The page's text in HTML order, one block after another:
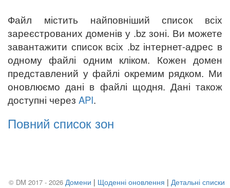
Файл містить найповніший список всіх
зареєстрованих доменів у .bz зоні. Ви можете
завантажити список всіх .bz інтернет-адрес в
одному файлі одним кліком. Кожен домен
представлений у файлі окремим рядком. Ми
оновлюємо дані в файлі щодня. Дані також
доступні через API.
Повний список зон
© DM 2017 - 2026 Домени | Щоденні оновлення | Детальні списки